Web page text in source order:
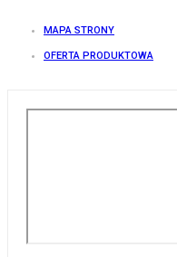
MAPA STRONY
OFERTA PRODUKTOWA